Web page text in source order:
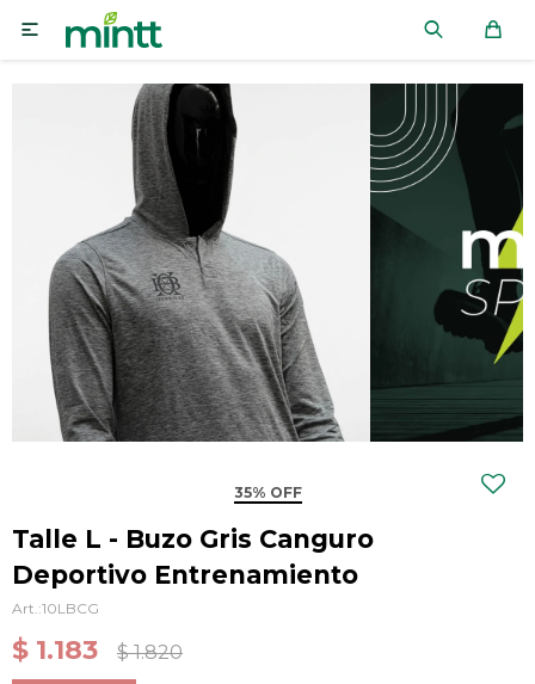

35% OFF
Talle L - Buzo Gris Canguro
Deportivo Entrenamiento
10LBCG
$ 1.183 $ 1.820